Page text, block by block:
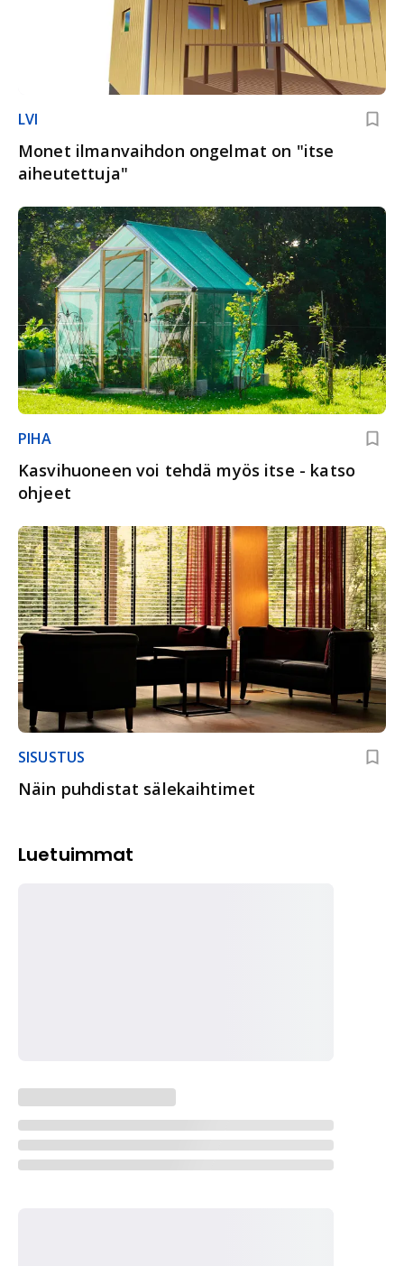
LVI
Monet ilmanvaihdon ongelmat on "itse
aiheutettuja"
PIHA
Kasvihuoneen voi tehdä myös itse - katso
ohjeet
SISUSTUS
Näin puhdistat sälekaihtimet
Luetuimmat